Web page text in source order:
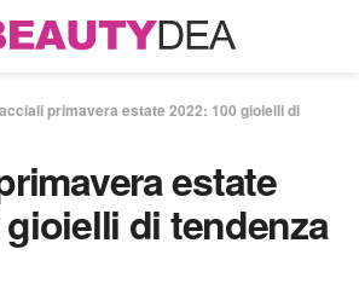
primavera estate 2022: 100 gioielli di
estate
gioielli di tendenza